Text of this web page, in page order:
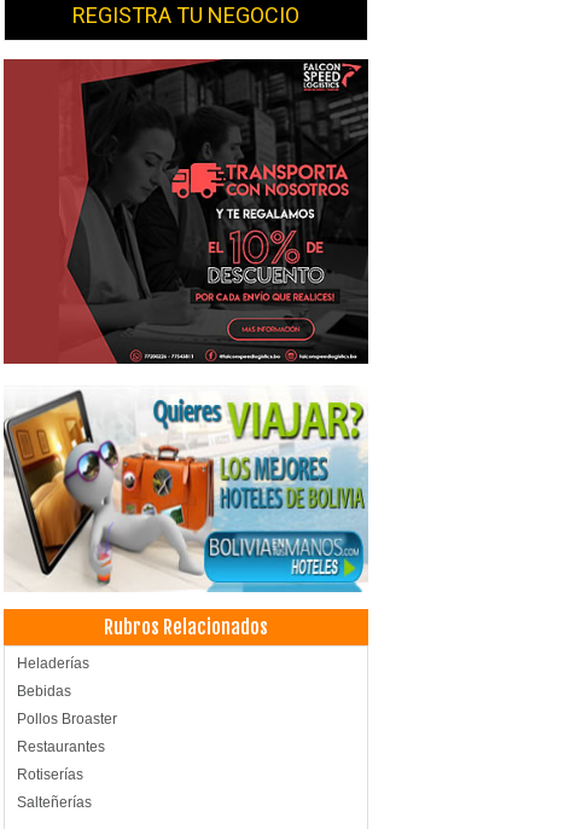
REGISTRA TU NEGOCIO
Rubros Relacionados
Heladerías
Bebidas
Pollos Broaster
Restaurantes
Rotiserías
Salteñerías